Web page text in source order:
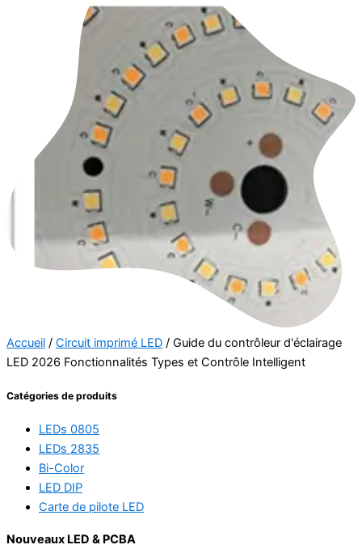
Accueil / Circuit imprimé LED / Guide du contrôleur d'éclairage
LED 2026 Fonctionnalités Types et Contrôle Intelligent
Catégories de produits
LEDs 0805
LEDs 2835
Bi-Color
LED DIP
Carte de pilote LED
Nouveaux LED & PCBA